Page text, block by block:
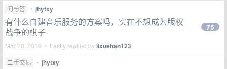
问与答 • jhytxy
有什么自建音乐服务的方案吗，实在不想成为版权
战争的棋子
Mar 28, 2019 • Lastly replied bylixuehan123
75
二手交易 • jhytxy